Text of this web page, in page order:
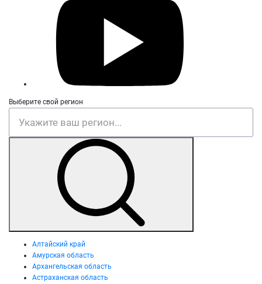
Выберите свой регион
Алтайский край
Амурская область
Архангельская область
Астраханская область